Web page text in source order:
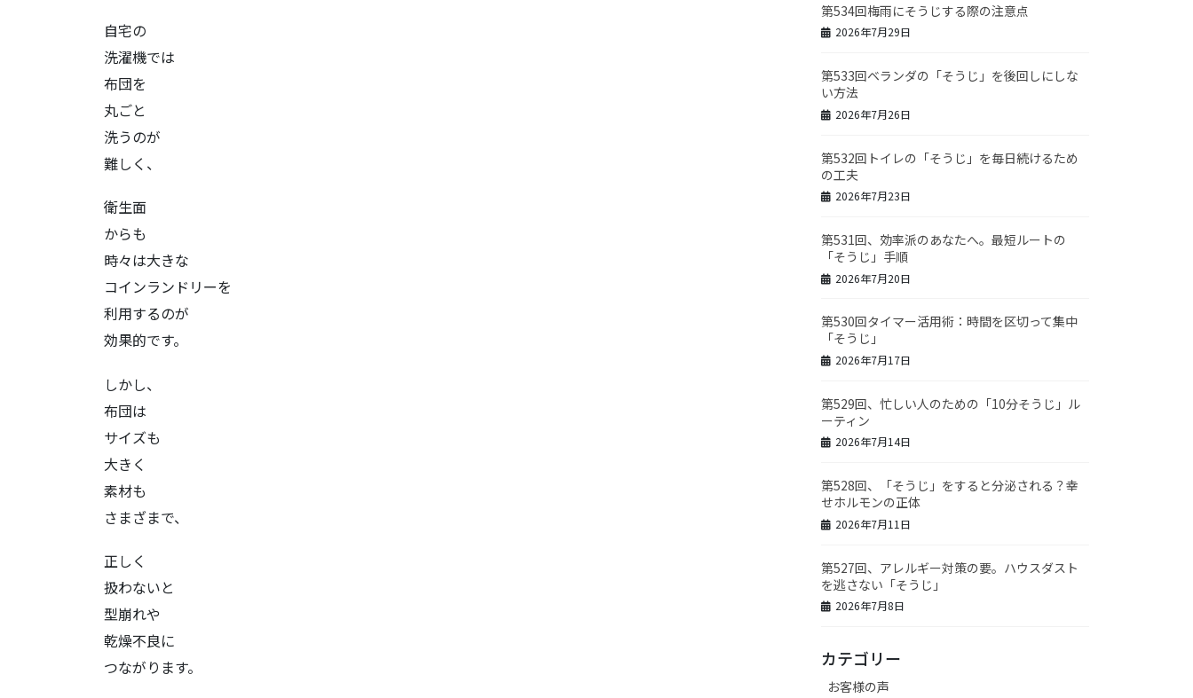
自宅の
洗濯機では
布団を
丸ごと
洗うのが
難しく、
衛生面
からも
時々は大きな
コインランドリーを
利用するのが
効果的です。
しかし、
布団は
サイズも
大きく
素材も
さまざまで、
正しく
扱わないと
型崩れや
乾燥不良に
つながります。
第534回梅雨にそうじする際の注意点
2026年7月29日
第533回ベランダの「そうじ」を後回しにしな
い方法
2026年7月26日
第532回トイレの「そうじ」を毎日続けるため
の工夫
2026年7月23日
第531回、効率派のあなたへ。最短ルートの
「そうじ」手順
2026年7月20日
第530回タイマー活用術：時間を区切って集中
「そうじ」
2026年7月17日
第529回、忙しい人のための「10分そうじ」ル
ーティン
2026年7月14日
第528回、「そうじ」をすると分泌される？幸
せホルモンの正体
2026年7月11日
第527回、アレルギー対策の要。ハウスダスト
を逃さない「そうじ」
2026年7月8日
カテゴリー
お客様の声